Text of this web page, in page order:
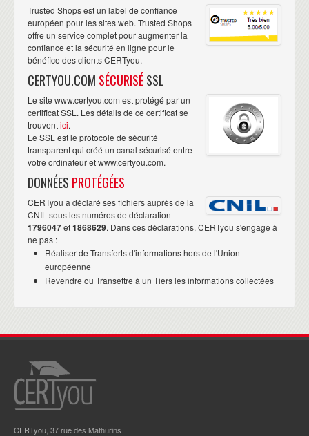
Trusted Shops est un label de confiance
européen pour les sites web. Trusted Shops
offre un service complet pour augmenter la
confiance et la sécurité en ligne pour le
bénéfice des clients CERTyou.
CERTYOU.COM SÉCURISÉSSL
Le site www.certyou.com est protégé par un
certificat SSL. Les détails de ce certificat se
trouventici.
Le SSL est le protocole de sécurité
transparent qui créé un canal sécurisé entre
votre ordinateur et www.certyou.com.
DONNÉES PROTÉGÉES
CERTyou a déclaré ses fichiers auprès de la
CNIL sous les numéros de déclaration
1796047et1868629. Dans ces déclarations, CERTyou s'engage à
ne pas :
Réaliser de Transferts d'informations hors de l'Union
européenne
Revendre ou Transettre à un Tiers les informations collectées
CERTyou, 37 rue des Mathurins